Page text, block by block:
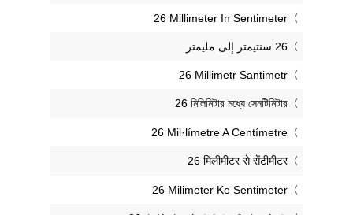
‎26 Millimeter In Sentimeter
‎26 Millimetr Santimetr
‎26 মিলিমিটার মধ্যে সেনটিমিটার
‎26 Mil·límetre A Centímetre
‎26 मिलीमीटर से सेंटीमीटर
‎26 Milimeter Ke Sentimeter